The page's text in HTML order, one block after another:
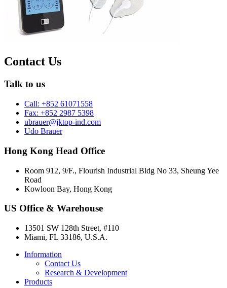
Contact Us
Talk to us
Call: +852 61071558
Fax: +852 2987 5398
ubrauer@jktop-ind.com
Udo Brauer
Hong Kong Head Office
Room 912, 9/F., Flourish Industrial Bldg No 33, Sheung Yee
Road
Kowloon Bay, Hong Kong
US Office & Warehouse
13501 SW 128th Street, #110
Miami, FL 33186, U.S.A.
Information
Contact Us
Research & Development
Products